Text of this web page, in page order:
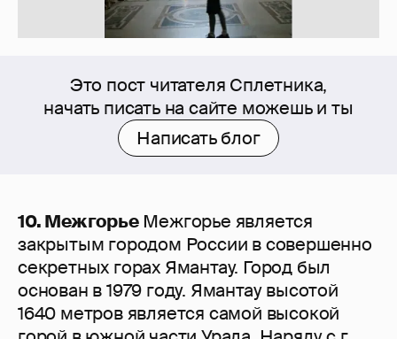
Это пост читателя Сплетника,
начать писать на сайте можешь и ты
Написать блог
10. МежгорьеМежгорье является
закрытым городом России в совершенно
секретных горах Ямантау. Город был
основан в 1979 году. Ямантау высотой
1640 метров является самой высокой